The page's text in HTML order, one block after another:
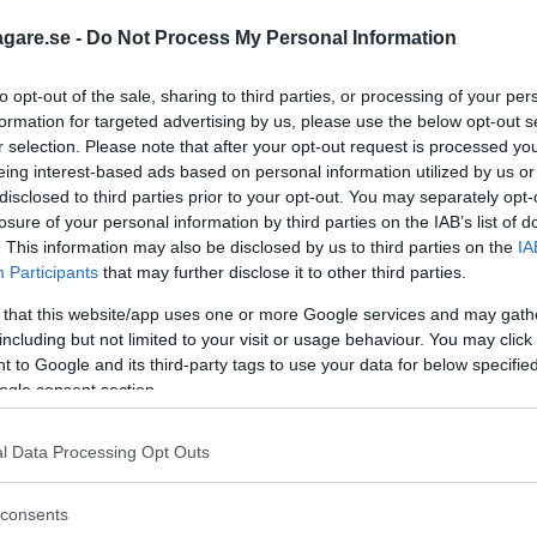
- Do Not Process My Personal Information
opt-out of the sale, sharing to third parties, or processing of your
for targeted advertising by us, please use the below opt-out
selection. Please note that after your opt-out request is processed
interest-based ads based on personal information utilized by us
to third parties prior to your opt-out. You may separately
of your personal information by third parties on the IAB’s list of
This information may also be disclosed by us to third parties on the
Participants that may further disclose it to other third parties.
that this website/app uses one or more Google services and may
but not limited to your visit or usage behaviour. You may
to Google and its third-party tags to use your data for below
consent section.
Data Processing Opt Outs
att komma med på senare år.
riktigt storsäljare i Sverige.
valt att inte ge Eclipse Cross laddmöjlighet?
lönsam men jag undrar om man tänkt rätt. I
som en smäck och kunnat locka många nya
inte Mitsubishi försökt göra Eclipse Cross så
högre, lite tyngre mer, lite större utan att för den
annorlunda jämfört med vad Toyota eller VW
4 juli. Prenumeranter får tidningen en vecka